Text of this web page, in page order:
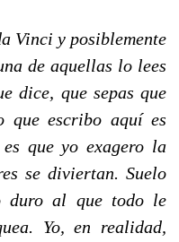
Vinci y posiblemente
de aquellas lo lees
dice, que sepas que
que escribo aquí es
que yo exagero la
se diviertan. Suelo
duro al que todo le
Yo, en realidad,